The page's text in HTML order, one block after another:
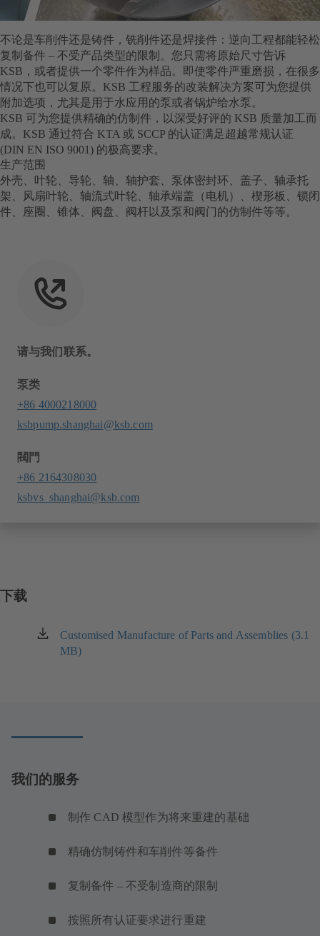
不论是车削件还是铸件，铣削件还是焊接件：逆向工程都能轻松
复制备件 – 不受产品类型的限制。您只需将原始尺寸告诉
KSB，或者提供一个零件作为样品。即使零件严重磨损，在很多
情况下也可以复原。KSB 工程服务的改装解决方案可为您提供
附加选项，尤其是用于水应用的泵或者锅炉给水泵。
KSB 可为您提供精确的仿制件，以深受好评的 KSB 质量加工而
成。KSB 通过符合 KTA 或 SCCP 的认证满足超越常规认证
(DIN EN ISO 9001) 的极高要求。
生产范围
外壳、叶轮、导轮、轴、轴护套、泵体密封环、盖子、轴承托
架、风扇叶轮、轴流式叶轮、轴承端盖（电机）、楔形板、锁闭
件、座圈、锥体、阀盘、阀杆以及泵和阀门的仿制件等等。
请与我们联系。
泵类
+86 4000218000
ksbpump.shanghai@ksb.com
閥門
+86 2164308030
ksbvs_shanghai@ksb.com
下载
Customised Manufacture of Parts and Assemblies (3.1
MB)
（在
新
我们的服务
制作 CAD 模型作为将来重建的基础
精确仿制铸件和车削件等备件
复制备件 – 不受制造商的限制
按照所有认证要求进行重建